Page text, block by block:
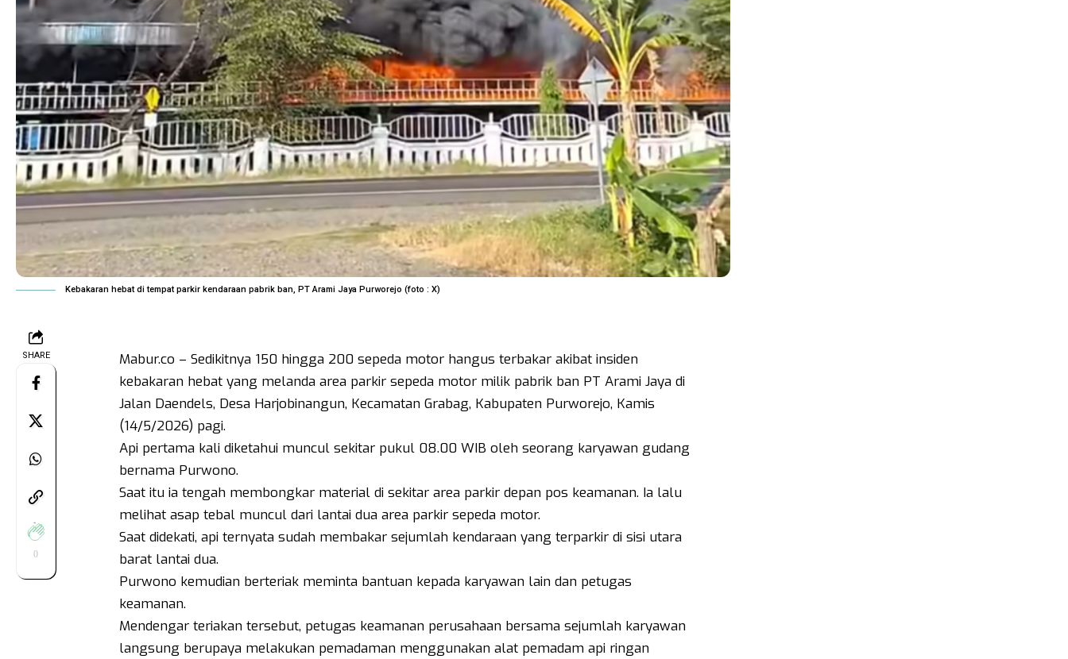
Kebakaran hebat di tempat parkir kendaraan pabrik ban, PT Arami Jaya Purworejo (foto : X)
SHARE
0
Mabur.co – Sedikitnya 150 hingga 200 sepeda motor hangus terbakar akibat insiden
kebakaran hebat yang melanda area parkir sepeda motor milik pabrik ban PT Arami Jaya di
Jalan Daendels, Desa Harjobinangun, Kecamatan Grabag, Kabupaten Purworejo, Kamis
(14/5/2026) pagi.
Api pertama kali diketahui muncul sekitar pukul 08.00 WIB oleh seorang karyawan gudang
bernama Purwono.
Saat itu ia tengah membongkar material di sekitar area parkir depan pos keamanan. Ia lalu
melihat asap tebal muncul dari lantai dua area parkir sepeda motor.
Saat didekati, api ternyata sudah membakar sejumlah kendaraan yang terparkir di sisi utara
barat lantai dua.
Purwono kemudian berteriak meminta bantuan kepada karyawan lain dan petugas
keamanan.
Mendengar teriakan tersebut, petugas keamanan perusahaan bersama sejumlah karyawan
langsung berupaya melakukan pemadaman menggunakan alat pemadam api ringan